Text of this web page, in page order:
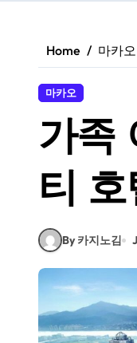
Home 마카오
마카오
가족
티 호
By 카지노김